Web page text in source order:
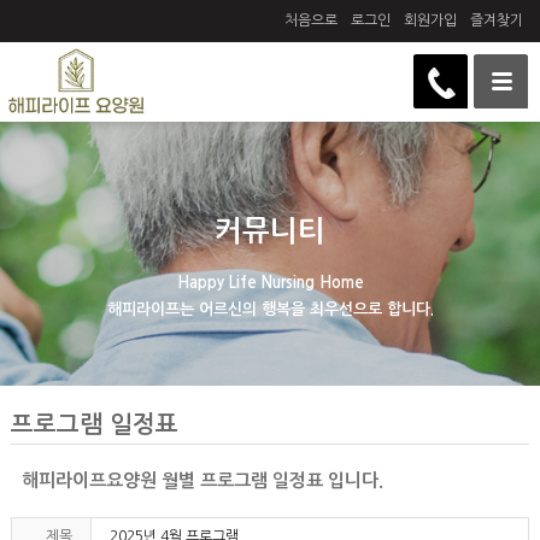
처음으로 로그인 회원가입 즐겨찾기
커뮤니티
Happy Life Nursing Home
해피라이프는 어르신의 행복을 최우선으로 합니다.
프로그램 일정표
해피라이프요양원 월별 프로그램 일정표 입니다.
제목 2025년 4월 프로그램